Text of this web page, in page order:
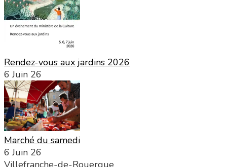
Rendez-vous aux jardins 2026
6 Juin 26
Marché du samedi
6 Juin 26
Villefranche-de-Rouergue